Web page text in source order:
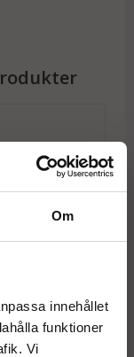
Om
innehållet
funktioner
Vi
Kit,
mm m.
ingår!